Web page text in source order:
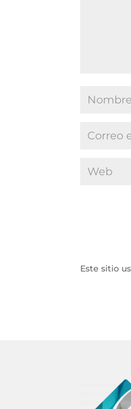
Este sitio